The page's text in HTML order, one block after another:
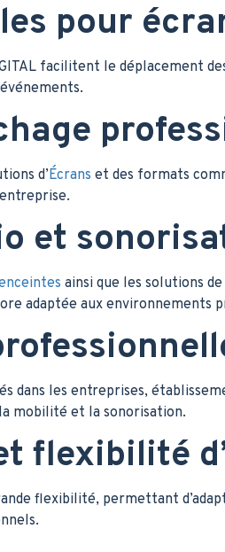
pour
facilitent le déplacement
d’Écrans et des formats
et
ainsi que les solutions de
adaptée aux environnements
dans les entreprises,
mobilité et la sonorisation.
flexibilité
flexibilité, permettant